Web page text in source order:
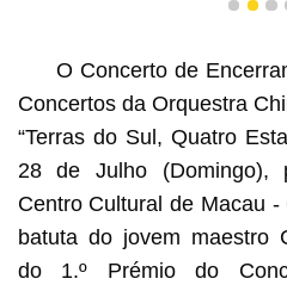
1 2 3
O Concerto de
Concertos da Orquestra
“Terras do Sul, Quatro
28 de Julho (Domingo),
Centro Cultural de Macau
batuta do jovem maestro
do 1.º Prémio do